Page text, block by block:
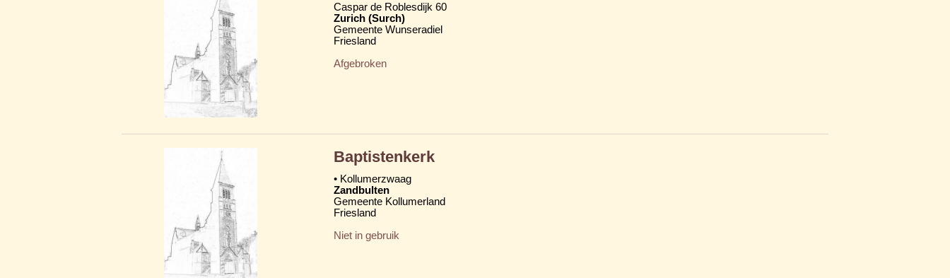
Caspar de Roblesdijk 60
Zurich (Surch)
Gemeente Wunseradiel
Friesland
Afgebroken
Baptistenkerk
• Kollumerzwaag
Zandbulten
Gemeente Kollumerland
Friesland
Niet in gebruik